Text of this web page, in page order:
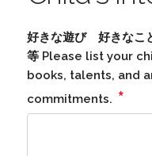
好きな遊び 好きな
等 Please list your
books, talents, and
commitments. *